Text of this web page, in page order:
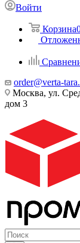
Войти
Корзина
order@verta-
Москва, ул.
дом 3